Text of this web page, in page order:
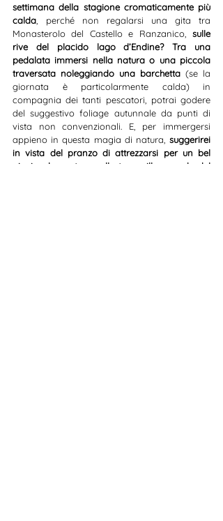
settimana della stagione cromaticamente più
calda , perché non regalarsi una gita tra
Monasterolo del Castello e Ranzanico,
sulle
rive del placido lago d’Endine? Tra una
pedalata immersi nella natura o una piccola
traversata noleggiando una barchetta (se la
giornata è particolarmente calda) in
compagnia dei tanti pescatori, potrai godere
del suggestivo foliage autunnale da punti di
vista non convenzionali. E, per immergersi
appieno in questa magia di natura, suggerirei
in vista del pranzo di attrezzarsi per un bel
picnic, da gustare sulle tranquille sponde del